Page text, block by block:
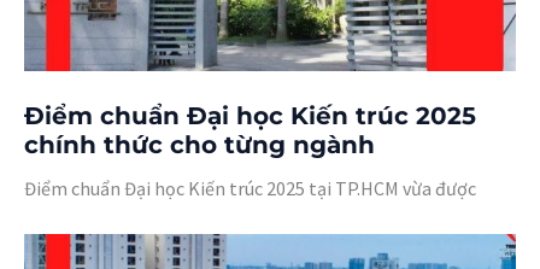
Điểm chuẩn Đại học Kiến trúc 2025
chính thức cho từng ngành
Điểm chuẩn Đại học Kiến trúc 2025 tại TP.HCM vừa được